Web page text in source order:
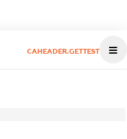
CAHEADER.GETTEST